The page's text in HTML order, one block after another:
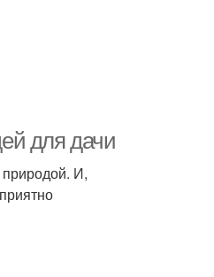
для дачи
природой. И,